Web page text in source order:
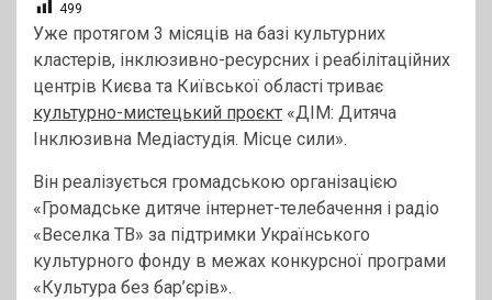
499
Уже протягом 3 місяців на базі культурних
кластерів, інклюзивно-ресурсних і реабілітаційних
центрів Києва та Київської області триває
культурно-мистецький проєкт «ДІМ: Дитяча
Інклюзивна Медіастудія. Місце сили».
Він реалізується громадською організацією
«Громадське дитяче інтернет-телебачення і радіо
«Веселка ТВ» за підтримки Українського
культурного фонду в межах конкурсної програми
«Культура без бар’єрів».